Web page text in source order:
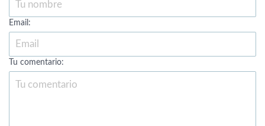
Email:
Tu comentario: